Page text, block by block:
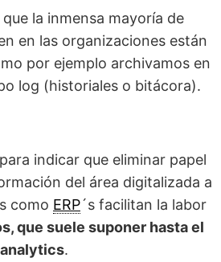
la inmensa mayoría de
en las organizaciones están
por ejemplo archivamos en
log (historiales o bitácora).
indicar que eliminar papel
del área digitalizada a
como ERP´s facilitan la labor
que suele suponer hasta el
.